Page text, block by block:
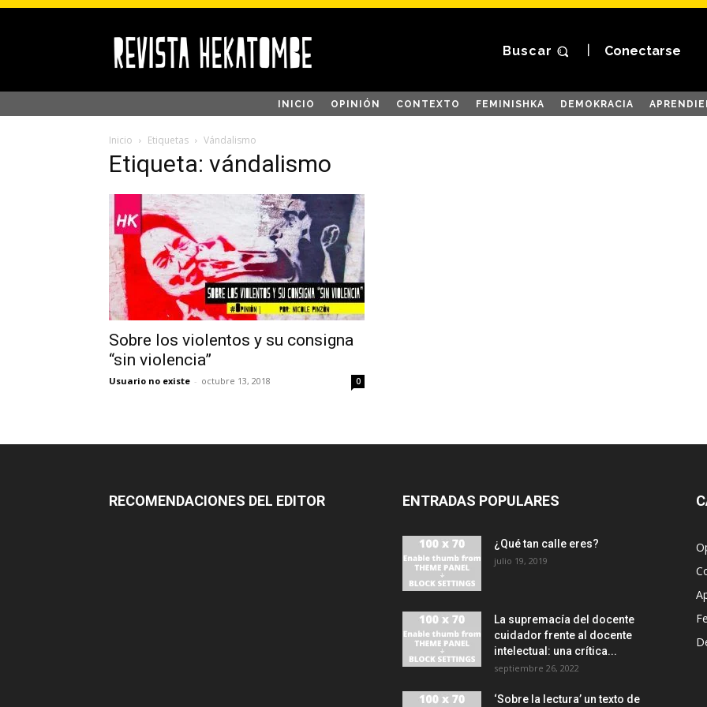
Buscar Conectarse
INICIO OPINIÓN CONTEXTO FEMINISHKA DEMOKRACIA
Inicio Etiquetas Vándalismo
Etiqueta: vándalismo
Sobre los violentos y su consigna
“sin violencia”
Usuario no existe - octubre 13, 2018 0
RECOMENDACIONES DEL EDITOR ENTRADAS POPULARES
¿Qué tan calle eres?
julio 19, 2019
La supremacía del docente
cuidador frente al docente
intelectual: una crítica...
septiembre 26, 2022
‘Sobre la lectura’ un texto de